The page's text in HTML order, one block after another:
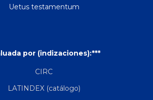
Uetus testamentum
por (indizaciones):***
CIRC
LATINDEX (catálogo)